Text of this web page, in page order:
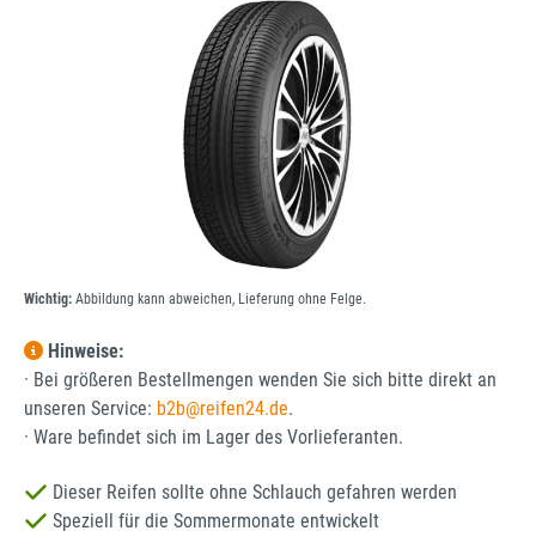
Bildergalerie überspringen
Wichtig: Abbildung kann abweichen, Lieferung ohne Felge.
Hinweise:
· Bei größeren Bestellmengen wenden Sie sich bitte direkt an
unseren Service: b2b@reifen24.de.
· Ware befindet sich im Lager des Vorlieferanten.
Dieser Reifen sollte ohne Schlauch gefahren werden
Speziell für die Sommermonate entwickelt